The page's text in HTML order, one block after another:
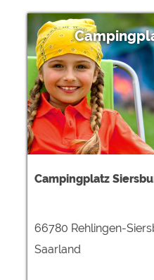
Campingplatz
66780 Rehlingen-
Saarland